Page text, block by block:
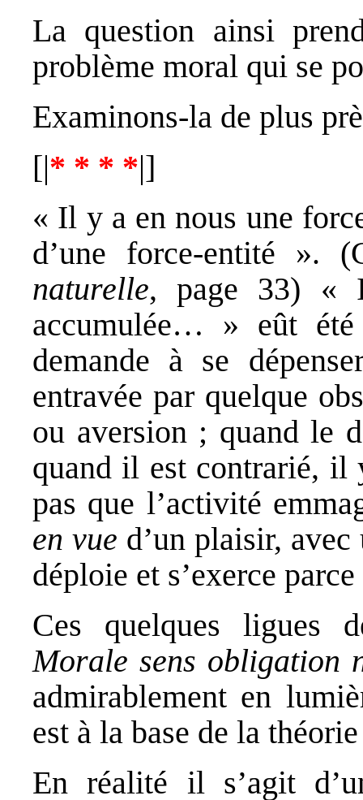
La question ainsi
problème moral qui se
Examinons-la de plus
[|* * * *|]
« Il y a en nous une
d’une force-entité ».
naturelle, page 33) «
accumulée… » eût
demande à se
entravée par quelque
ou aversion ; quand le
quand il est contrarié, il
pas que l’activité
en vue d’un plaisir,
déploie et s’exerce
Ces quelques
Morale sens obligation
admirablement en
est à la base de la
En réalité il s’agit